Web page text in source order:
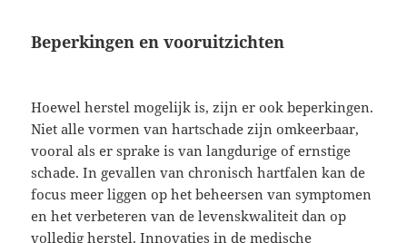
Beperkingen en vooruitzichten
Hoewel herstel mogelijk is, zijn er ook beperkingen.
Niet alle vormen van hartschade zijn omkeerbaar,
vooral als er sprake is van langdurige of ernstige
schade. In gevallen van chronisch hartfalen kan de
focus meer liggen op het beheersen van symptomen
en het verbeteren van de levenskwaliteit dan op
volledig herstel. Innovaties in de medische